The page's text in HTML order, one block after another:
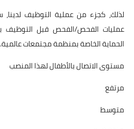
لذلك، كجزء من عملية التوظيف
عمليات الفحص/الفحص قبل التوظيف
الحماية الخاصة بمنظمة مجتمعات عالمية.
مستوى الاتصال بالأطفال لهذا المنصب
مرتفع
متوسط